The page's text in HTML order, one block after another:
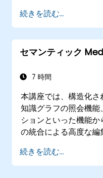
続きを読む...
セマンティック
7 時間
本講座では、構造化
知識グラフの照会機
ションといった機能
の統合による高度な
分かりやすく解説しま
メタデータ主導型コ
続きを読む...